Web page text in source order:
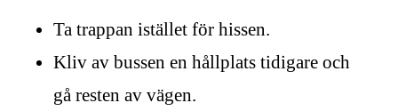
Ta trappan istället för hissen.
Kliv av bussen en hållplats tidigare och
gå resten av vägen.